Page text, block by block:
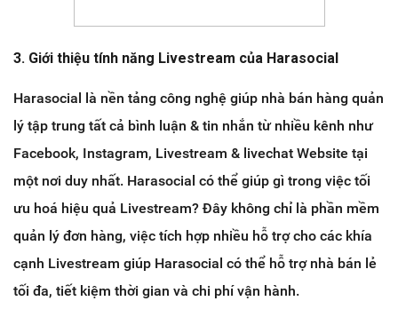
3. Giới thiệu tính năng Livestream của Harasocial
Harasocial là nền tảng công nghệ giúp nhà bán hàng quản
lý tập trung tất cả bình luận & tin nhắn từ nhiều kênh như
Facebook, Instagram, Livestream & livechat Website tại
một nơi duy nhất. Harasocial có thể giúp gì trong việc tối
ưu hoá hiệu quả Livestream? Đây không chỉ là phần mềm
quản lý đơn hàng, việc tích hợp nhiều hỗ trợ cho các khía
cạnh Livestream giúp Harasocial có thể hỗ trợ nhà bán lẻ
tối đa, tiết kiệm thời gian và chi phí vận hành.